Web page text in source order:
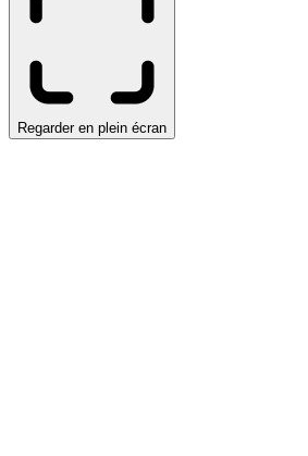
Regarder en plein écran